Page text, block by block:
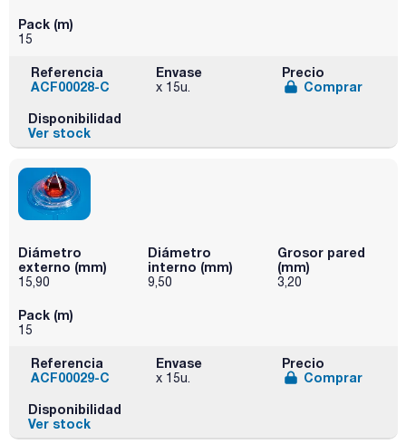
Pack (m)
15
Referencia
ACF00028-C
Envase
x 15u.
Precio
Comprar
Disponibilidad
Ver stock
Diámetro
externo (mm)
15,90
Diámetro
interno (mm)
9,50
Grosor pared
(mm)
3,20
Pack (m)
15
Referencia
ACF00029-C
Envase
x 15u.
Precio
Comprar
Disponibilidad
Ver stock